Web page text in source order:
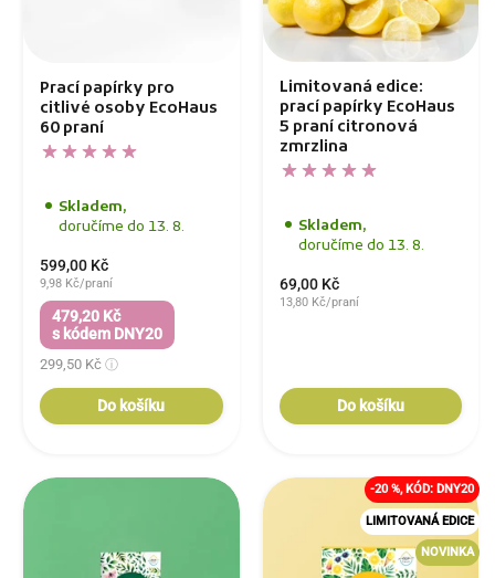
Prací papírky pro
citlivé osoby EcoHaus
60 praní
Skladem,
doručíme do 13. 8.
599,00 Kč
9,98 Kč/praní
479,20 Kč
s kódem DNY20
299,50 Kč
Do košíku
Limitovaná edice:
prací papírky EcoHaus
5 praní citronová
zmrzlina
Skladem,
doručíme do 13. 8.
69,00 Kč
13,80 Kč/praní
Do košíku
-20 %, KÓD: DNY20
LIMITOVANÁ EDICE
NOVINKA